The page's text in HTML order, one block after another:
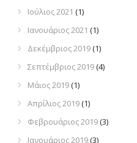
Ιούλιος 2021 (1)
Ιανουάριος 2021 (1)
Δεκέμβριος 2019(1)
Σεπτέμβριος 2019(4)
Μάιος 2019(1)
Απρίλιος 2019(1)
Φεβρουάριος 2019(3)
Ιανουάριος 2019(3)